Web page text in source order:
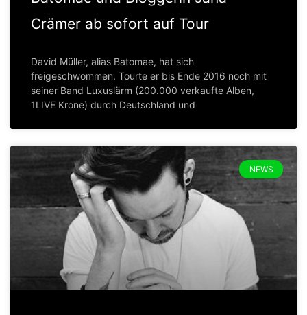
Crämer ab sofort auf Tour
David Müller, alias Batomae, hat sich
freigeschwommen. Tourte er bis Ende 2016 noch mit
seiner Band Luxuslärm (200.000 verkaufte Alben,
1LIVE Krone) durch Deutschland und
NEWS